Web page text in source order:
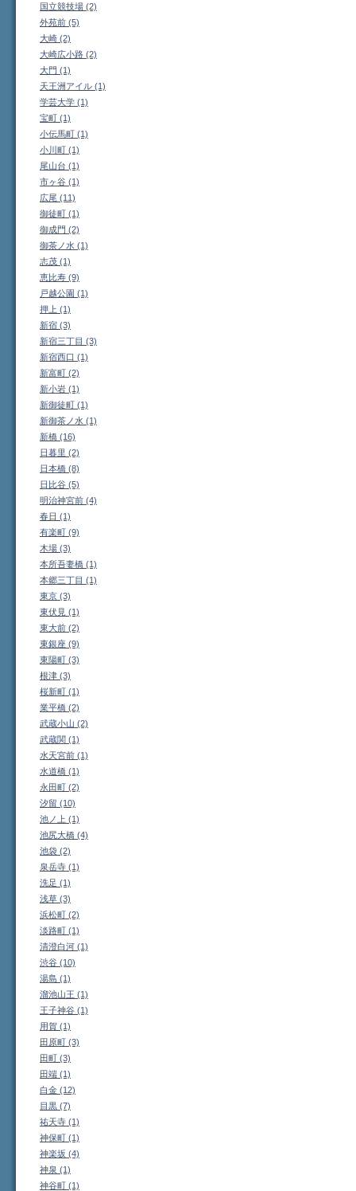
国立競技場 (2)
外苑前 (5)
大崎 (2)
大崎広小路 (2)
大門 (1)
天王洲アイル (1)
学芸大学 (1)
宝町 (1)
小伝馬町 (1)
小川町 (1)
尾山台 (1)
市ヶ谷 (1)
広尾 (11)
御徒町 (1)
御成門 (2)
御茶ノ水 (1)
志茂 (1)
恵比寿 (9)
戸越公園 (1)
押上 (1)
新宿 (3)
新宿三丁目 (3)
新宿西口 (1)
新富町 (2)
新小岩 (1)
新御徒町 (1)
新御茶ノ水 (1)
新橋 (16)
日暮里 (2)
日本橋 (8)
日比谷 (5)
明治神宮前 (4)
春日 (1)
有楽町 (9)
木場 (3)
本所吾妻橋 (1)
本郷三丁目 (1)
東京 (3)
東伏見 (1)
東大前 (2)
東銀座 (9)
東陽町 (3)
根津 (3)
桜新町 (1)
業平橋 (2)
武蔵小山 (2)
武蔵関 (1)
水天宮前 (1)
水道橋 (1)
永田町 (2)
汐留 (10)
池ノ上 (1)
池尻大橋 (4)
池袋 (2)
泉岳寺 (1)
洗足 (1)
浅草 (3)
浜松町 (2)
淡路町 (1)
清澄白河 (1)
渋谷 (10)
湯島 (1)
溜池山王 (1)
王子神谷 (1)
用賀 (1)
田原町 (3)
田町 (3)
田端 (1)
白金 (12)
目黒 (7)
祐天寺 (1)
神保町 (1)
神楽坂 (4)
神泉 (1)
神谷町 (1)